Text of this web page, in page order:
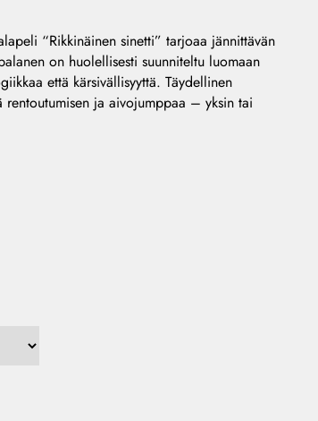
“Rikkinäinen sinetti” tarjoaa jännittävän
on huolellisesti suunniteltu luomaan
että kärsivällisyyttä. Täydellinen
ja aivojumppaa – yksin tai